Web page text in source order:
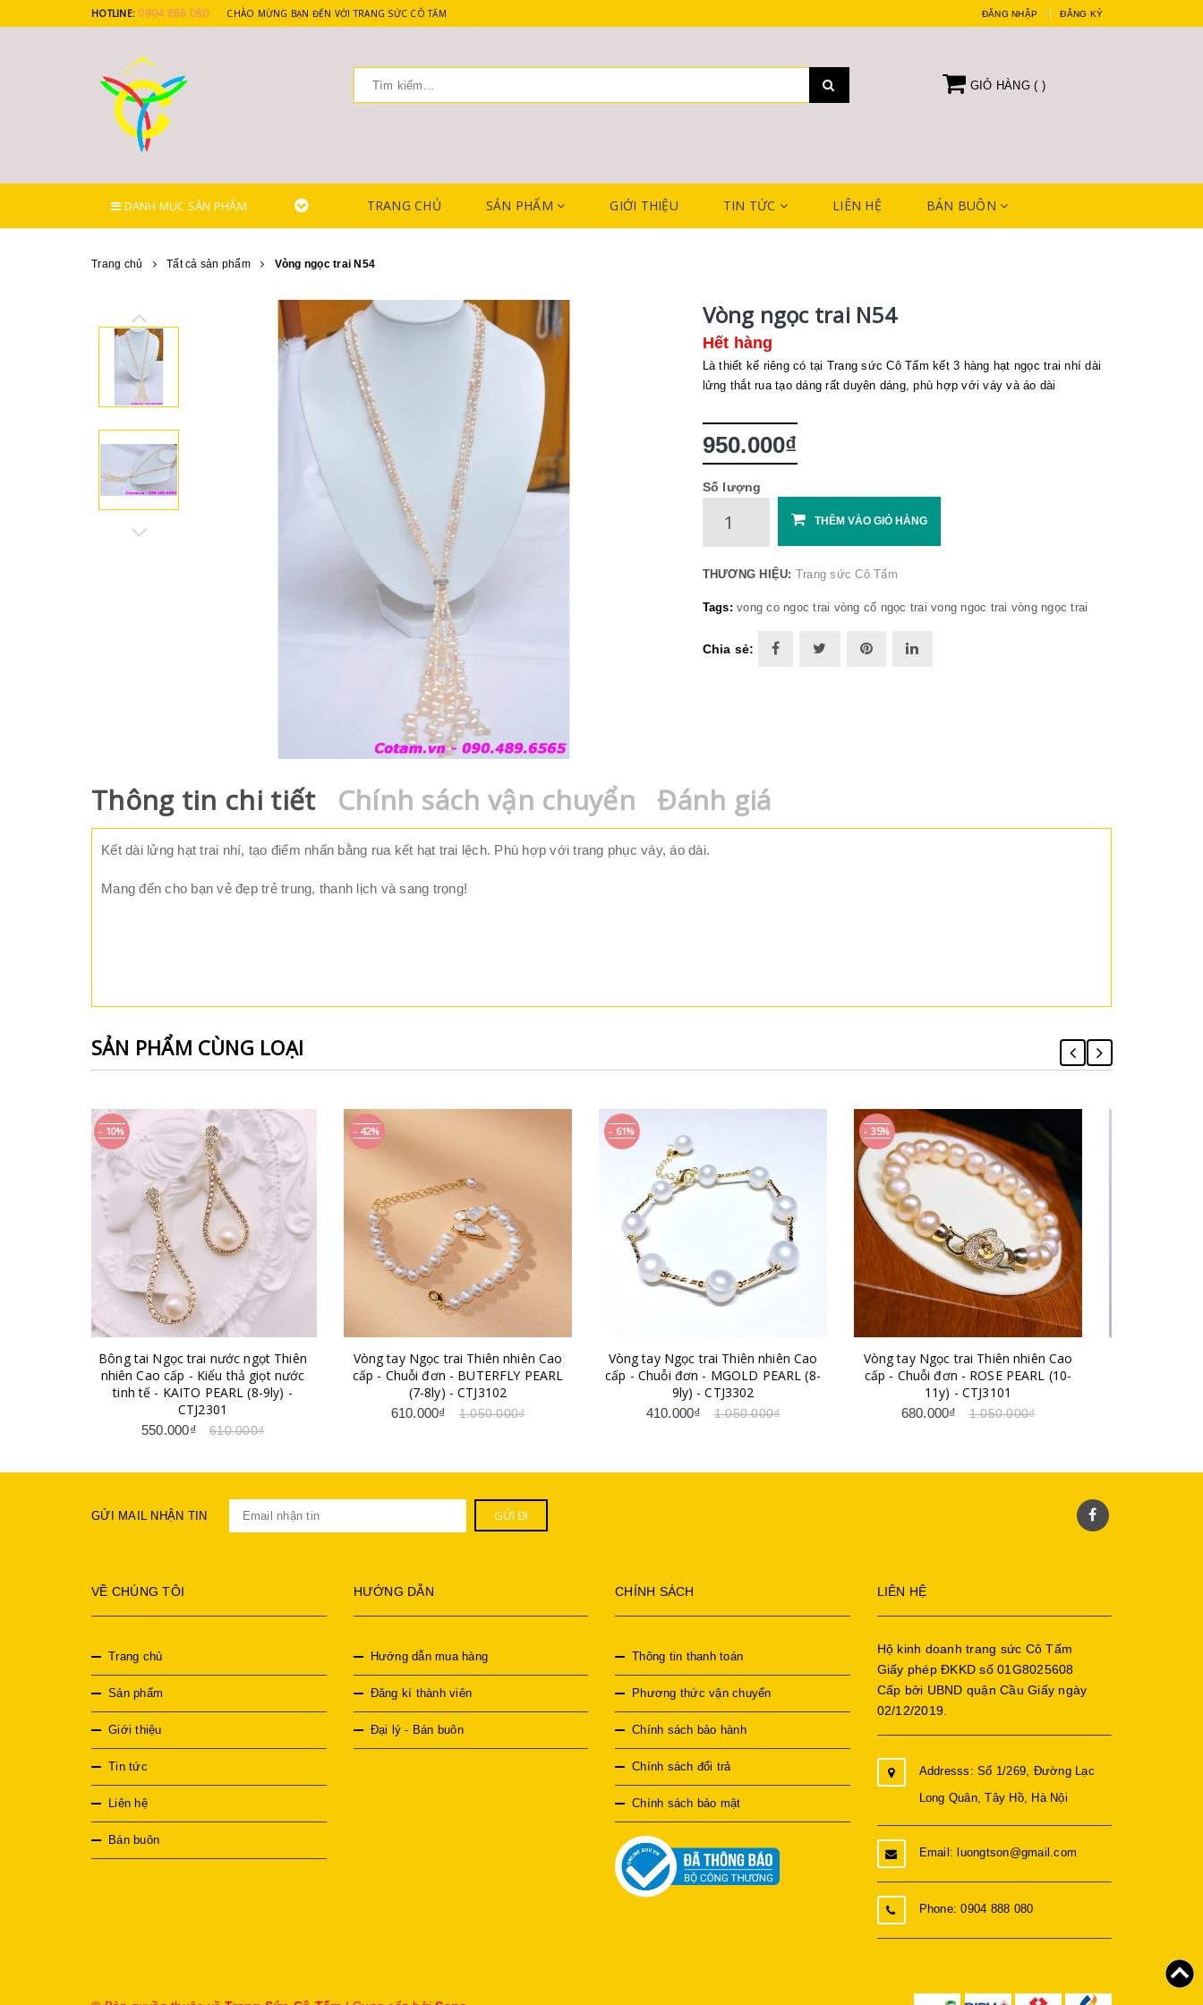
HOTLINE: 0904 888 080 CHÀO MỪNG BẠN ĐẾN VỚI TRANG SỨC CÔ TẤM ĐĂNG NHẬP ĐĂNG KÝ
GIỎ HÀNG ( )
DANH MỤC SẢN PHẨM TRANG CHỦ SẢN PHẨM GIỚI THIỆU TIN TỨC LIÊN HỆ BÁN BUÔN
Trang chủ Tất cả sản phẩm Vòng ngọc trai N54
Vòng ngọc trai N54
Hết hàng
Là thiết kế riêng có tại Trang sức Cô Tấm kết 3 hàng hạt ngọc trai nhí dài
lửng thắt rua tạo dáng rất duyên dáng, phù hợp với váy và áo dài
950.000₫
Số lượng
THÊM VÀO GIỎ HÀNG
THƯƠNG HIỆU: Trang sức Cô Tấm
Tags: vong co ngoc trai vòng cổ ngọc trai vong ngoc trai vòng ngọc trai
Chia sẻ:
Thông tin chi tiết Chính sách vận chuyển Đánh giá
Kết dài lửng hạt trai nhí, tạo điểm nhấn bằng rua kết hạt trai lệch. Phù hợp với trang phục váy, áo dài.
Mang đến cho bạn vẻ đẹp trẻ trung, thanh lịch và sang trọng!
SẢN PHẨM CÙNG LOẠI
nước ngọt Thiên
thả giọt nước
Vòng tay Ngọc trai Thiên nhiên Cao
cấp - Chuỗi đơn - BUTERFLY PEARL
(7-8ly) - CTJ3102
610.000₫
Vòng tay Ngọc trai Thiên nhiên Cao
cấp - Chuỗi đơn - MGOLD PEARL (8-
9ly) - CTJ3302
410.000₫ 1.050.000₫
Vòng tay Ngọc trai Thiên nhiên Cao
cấp - Chuỗi đơn - ROSE PEARL (10-
11y) - CTJ3101
680.000₫ 1.050.000₫
Vòng cổ Ngọc trai nước ngọt Thiên
nhiên - Dáng dài Mix bi - BEE PEARL
(3-9ly) - CTJ1405
1.710.000₫
GỬI MAIL NHẬN TIN
VỀ CHÚNG TÔI
Trang chủ
Sản phẩm
Giới thiệu
Tin tức
Liên hệ
Bán buôn
HƯỚNG DẪN
Hướng dẫn mua hàng
Đăng kí thành viên
Đại lý - Bán buôn
CHÍNH SÁCH
Thông tin thanh toán
Phương thức vận chuyển
Chính sách bảo hành
Chính sách đổi trả
Chính sách bảo mật
LIÊN HỆ
Hộ kinh doanh trang sức Cô Tấm
Giấy phép ĐKKD số 01G8025608
Cấp bởi UBND quận Cầu Giấy ngày
02/12/2019.
Addresss: Số 1/269, Đường Lạc
Long Quân, Tây Hồ, Hà Nội
Email: luongtson@gmail.com
Phone: 0904 888 080